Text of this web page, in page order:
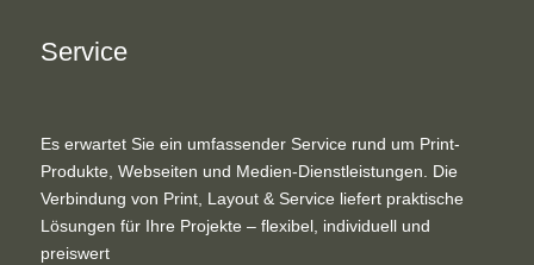
Service
Es erwartet Sie ein umfassender Service rund um Print-
Produkte, Webseiten und Medien-Dienstleistungen. Die
Verbindung von Print, Layout & Service liefert praktische
Lösungen für Ihre Projekte – flexibel, individuell und
preiswert